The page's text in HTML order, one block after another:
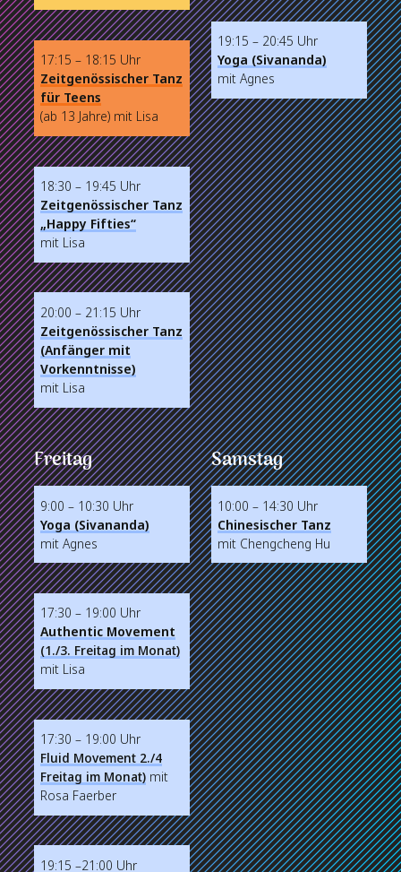
17:15 – 18:15 Uhr
Zeitgenössischer Tanz
für Teens
(ab 13 Jahre) mit Lisa
18:30 – 19:45 Uhr
Zeitgenössischer Tanz
„Happy Fifties“
mit Lisa
20:00 – 21:15 Uhr
Zeitgenössischer Tanz
(Anfänger mit
Vorkenntnisse)
mit Lisa
19:15 – 20:45 Uhr
Yoga (Sivananda)
mit Agnes
Freitag
9:00 – 10:30 Uhr
Yoga (Sivananda)
mit Agnes
17:30 – 19:00 Uhr
Authentic Movement
(1./3. Freitag im Monat)
mit Lisa
17:30 – 19:00 Uhr
Fluid Movement 2./4
Freitag im Monat) mit
Rosa Faerber
19:15 –21:00 Uhr
Samstag
10:00 – 14:30 Uhr
Chinesischer Tanz
mit Chengcheng Hu